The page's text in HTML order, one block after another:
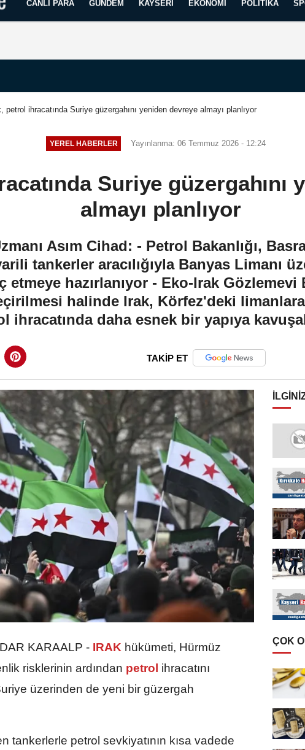
CANLI PARA GÜNDEM KAYSERI EKONOMI POLITIKA
petrol ihracatında Suriye güzergahını yeniden devreye almayı planlıyor
YEREL HABERLER Yayınlanma: 06 Temmuz 2026 - 12:24
Suriye güzergahını
almayı planlıyor
Asım Cihad: - Petrol Bakanlığı,
tankerler aracılığıyla Banyas Limanı
etmeye hazırlanıyor - Eko-Irak Gözlemevi
halinde Irak, Körfez'deki limanlara
ihracatında daha esnek bir yapıya
TAKİP ET
KARAALP - IRAK hükümeti, Hürmüz
risklerinin ardından petrol ihracatını
üzerinden de yeni bir güzergah
tankerlerle petrol sevkiyatının kısa vadede
ÇOK